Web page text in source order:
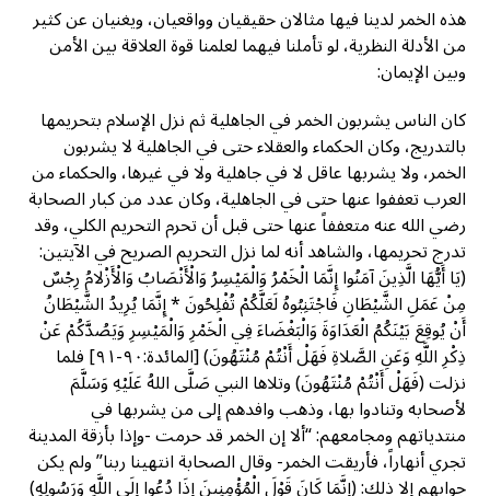
هذه الخمر لدينا فيها مثالان حقيقيان وواقعيان، ويغنيان عن كثير
من الأدلة النظرية، لو تأملنا فيهما لعلمنا قوة العلاقة بين الأمن
وبين الإيمان:
كان الناس يشربون الخمر في الجاهلية ثم نزل الإسلام بتحريمها
بالتدريج، وكان الحكماء والعقلاء حتى في الجاهلية لا يشربون
الخمر، ولا يشربها عاقل لا في جاهلية ولا في غيرها، والحكماء من
العرب تعففوا عنها حتى في الجاهلية، وكان عدد من كبار الصحابة
رضي الله عنه متعففاً عنها حتى قبل أن تحرم التحريم الكلي، وقد
تدرج تحريمها، والشاهد أنه لما نزل التحريم الصريح في الآيتين:
(يَا أَيُّهَا الَّذِينَ آمَنُوا إِنَّمَا الْخَمْرُ وَالْمَيْسِرُ وَالْأَنْصَابُ وَالْأَزْلامُ رِجْسٌ
مِنْ عَمَلِ الشَّيْطَانِ فَاجْتَنِبُوهُ لَعَلَّكُمْ تُفْلِحُونَ * إِنَّمَا يُرِيدُ الشَّيْطَانُ
أَنْ يُوقِعَ بَيْنَكُمُ الْعَدَاوَةَ وَالْبَغْضَاءَ فِي الْخَمْرِ وَالْمَيْسِرِ وَيَصُدَّكُمْ عَنْ
ذِكْرِ اللَّهِ وَعَنِ الصَّلاةِ فَهَلْ أَنْتُمْ مُنْتَهُونَ) [المائدة:٩٠-٩١] فلما
نزلت (فَهَلْ أَنْتُمْ مُنْتَهُونَ) وتلاها النبي صَلَّى اللهُ عَلَيْهِ وَسَلَّمَ
لأصحابه وتنادوا بها، وذهب وافدهم إلى من يشربها في
منتدياتهم ومجامعهم: “ألا إن الخمر قد حرمت -وإذا بأزقة المدينة
تجري أنهاراً، فأريقت الخمر- وقال الصحابة انتهينا ربنا” ولم يكن
جوابهم إلا ذلك: (إِنَّمَا كَانَ قَوْلَ الْمُؤْمِنِينَ إِذَا دُعُوا إِلَى اللَّهِ وَرَسُولِهِ)